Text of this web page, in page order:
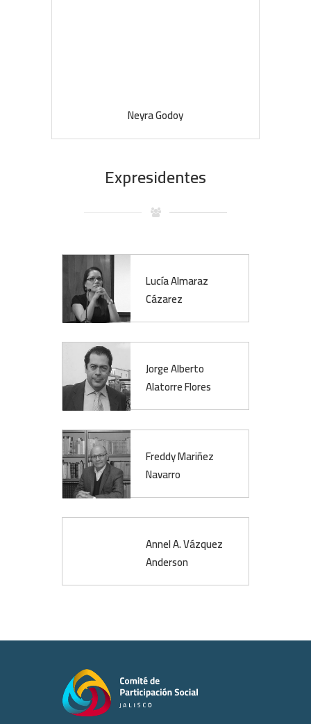
Neyra Godoy
Expresidentes
Lucía Almaraz
Cázarez
Jorge Alberto
Alatorre Flores
Freddy Mariñez
Navarro
Annel A. Vázquez
Anderson